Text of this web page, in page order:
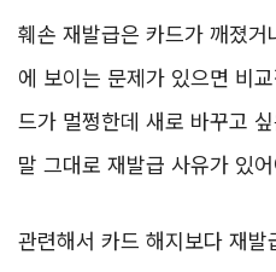
훼손 재발급은 카드가 깨졌
에 보이는 문제가 있으면 비
드가 멀쩡한데 새로 바꾸고
말 그대로 재발급 사유가 있
관련해서 카드 해지보다 재발